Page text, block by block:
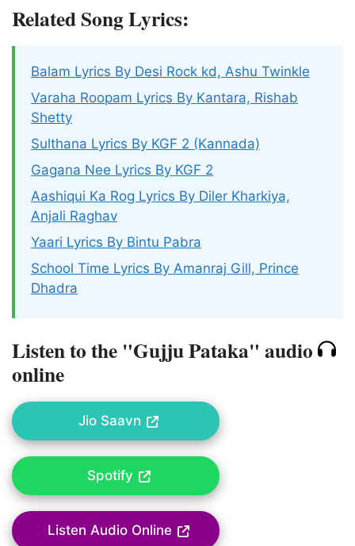
Related Song Lyrics:
Balam Lyrics By Desi Rock kd, Ashu Twinkle
Varaha Roopam Lyrics By Kantara, Rishab
Shetty
Sulthana Lyrics By KGF 2 (Kannada)
Gagana Nee Lyrics By KGF 2
Aashiqui Ka Rog Lyrics By Diler Kharkiya,
Anjali Raghav
Yaari Lyrics By Bintu Pabra
School Time Lyrics By Amanraj Gill, Prince
Dhadra
Listen to the "Gujju Pataka" audio
online
Jio Saavn
Spotify
Listen Audio Online